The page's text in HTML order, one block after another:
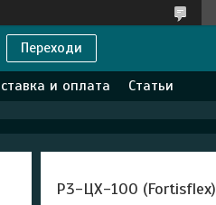
Переходи
и оплата Статьи
Р3-ЦХ-100 (Fortisflex)